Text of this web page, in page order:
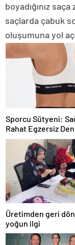
boyadığınız
saçlarda çabuk
oluşumuna yol
Sporcu Sütyeni:
Rahat Egzersiz
Üretimden geri
yoğun ilgi